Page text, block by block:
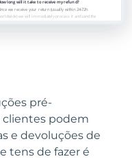
pré-
clientes podem
e devoluções de
tens de fazer é